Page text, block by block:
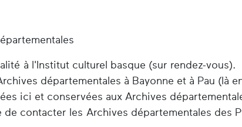
à l'Institut culturel basque (sur rendez-vous).
départementales à Bayonne et à Pau (là
ici et conservées aux Archives
contacter les Archives départementales des